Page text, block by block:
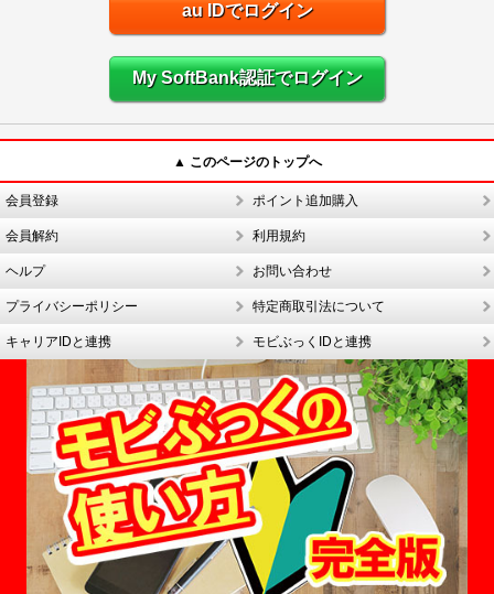
au IDでログイン
My SoftBank認証でログイン
▲ このページのトップへ
会員登録 ポイント追加購入
会員解約 利用規約
ヘルプ お問い合わせ
プライバシーポリシー 特定商取引法について
キャリアIDと連携 モビぶっくIDと連携